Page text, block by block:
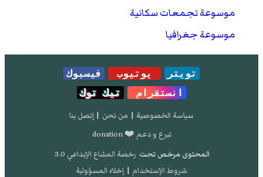
موسوعة تجمعات سكانية
موسوعة جغرافيا
تويتر يوتيوب
فيسبوك
انستقرام
تيك توك
سياسة الخصوصية | من نحن | إتصل بنا
تبرع و دعم ❤️ donation
المحتوى مرخص تحت رخصة المشاع الإبداعي 3.0
شروط الإستخدام | إخلاء المسؤولية